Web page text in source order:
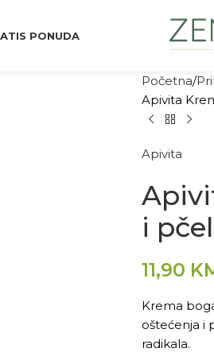
PONUDA
Početna
Apivita
Apivita
i
11,90
Krema
oštećenja i
radikala.